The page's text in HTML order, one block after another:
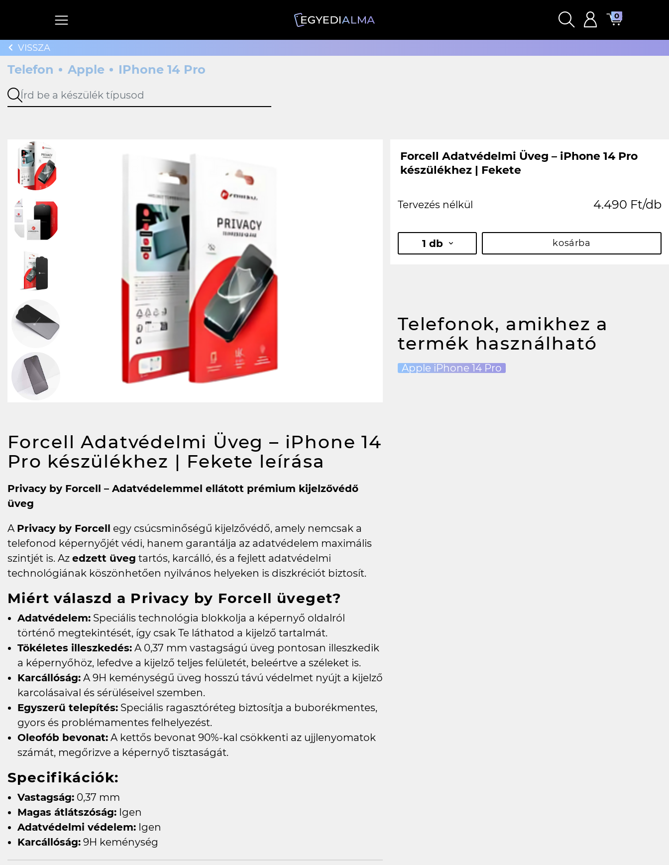
0
VISSZA
Telefon Apple IPhone 14 Pro
Forcell Adatvédelmi Üveg – iPhone 14
Pro készülékhez | Fekete leírása
Privacy by Forcell – Adatvédelemmel ellátott prémium kijelzővédő
üveg
A Privacy by Forcell egy csúcsminőségű kijelzővédő, amely nemcsak a
telefonod képernyőjét védi, hanem garantálja az adatvédelem maximális
szintjét is. Az edzett üveg tartós, karcálló, és a fejlett adatvédelmi
technológiának köszönhetően nyilvános helyeken is diszkréciót biztosít.
Miért válaszd a Privacy by Forcell üveget?
Adatvédelem: Speciális technológia blokkolja a képernyő oldalról
történő megtekintését, így csak Te láthatod a kijelző tartalmát.
Tökéletes illeszkedés: A 0,37 mm vastagságú üveg pontosan illeszkedik
a képernyőhöz, lefedve a kijelző teljes felületét, beleértve a széleket is.
Karcállóság: A 9H keménységű üveg hosszú távú védelmet nyújt a kijelző
karcolásaival és sérüléseivel szemben.
Egyszerű telepítés: Speciális ragasztóréteg biztosítja a buborékmentes,
gyors és problémamentes felhelyezést.
Oleofób bevonat: A kettős bevonat 90%-kal csökkenti az ujjlenyomatok
számát, megőrizve a képernyő tisztaságát.
Specifikációk:
Vastagság: 0,37 mm
Magas átlátszóság: Igen
Adatvédelmi védelem: Igen
Karcállóság: 9H keménység
Forcell Adatvédelmi Üveg – iPhone 14 Pro
készülékhez | Fekete
Tervezés nélkül 4.490 Ft/db
1 db kosárba
Telefonok, amikhez a
termék használható
Apple iPhone 14 Pro